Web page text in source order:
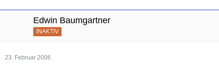
Edwin Baumgartner
INAKTIV
23. Februar 2006